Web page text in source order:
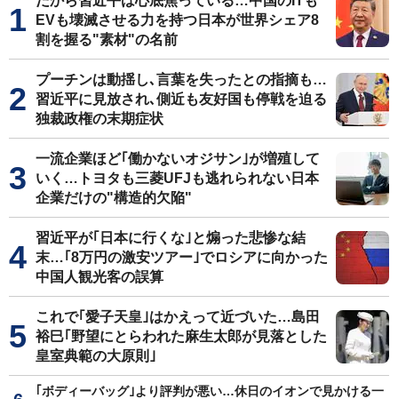
EVも壊滅させる力を持つ日本が世界シェア8
割を握る"素材"の名前
プーチンは動揺し､言葉を失ったとの指摘も…
習近平に見放され､側近も友好国も停戦を迫る
独裁政権の末期症状
一流企業ほど｢働かないオジサン｣が増殖して
いく…トヨタも三菱UFJも逃れられない日本
企業だけの"構造的欠陥"
習近平が｢日本に行くな｣と煽った悲惨な結
末…｢8万円の激安ツアー｣でロシアに向かった
中国人観光客の誤算
これで｢愛子天皇｣はかえって近づいた…島田
裕巳｢野望にとらわれた麻生太郎が見落とした
皇室典範の大原則｣
｢ボディーバッグ｣より評判が悪い…休日のイオンで見かける一